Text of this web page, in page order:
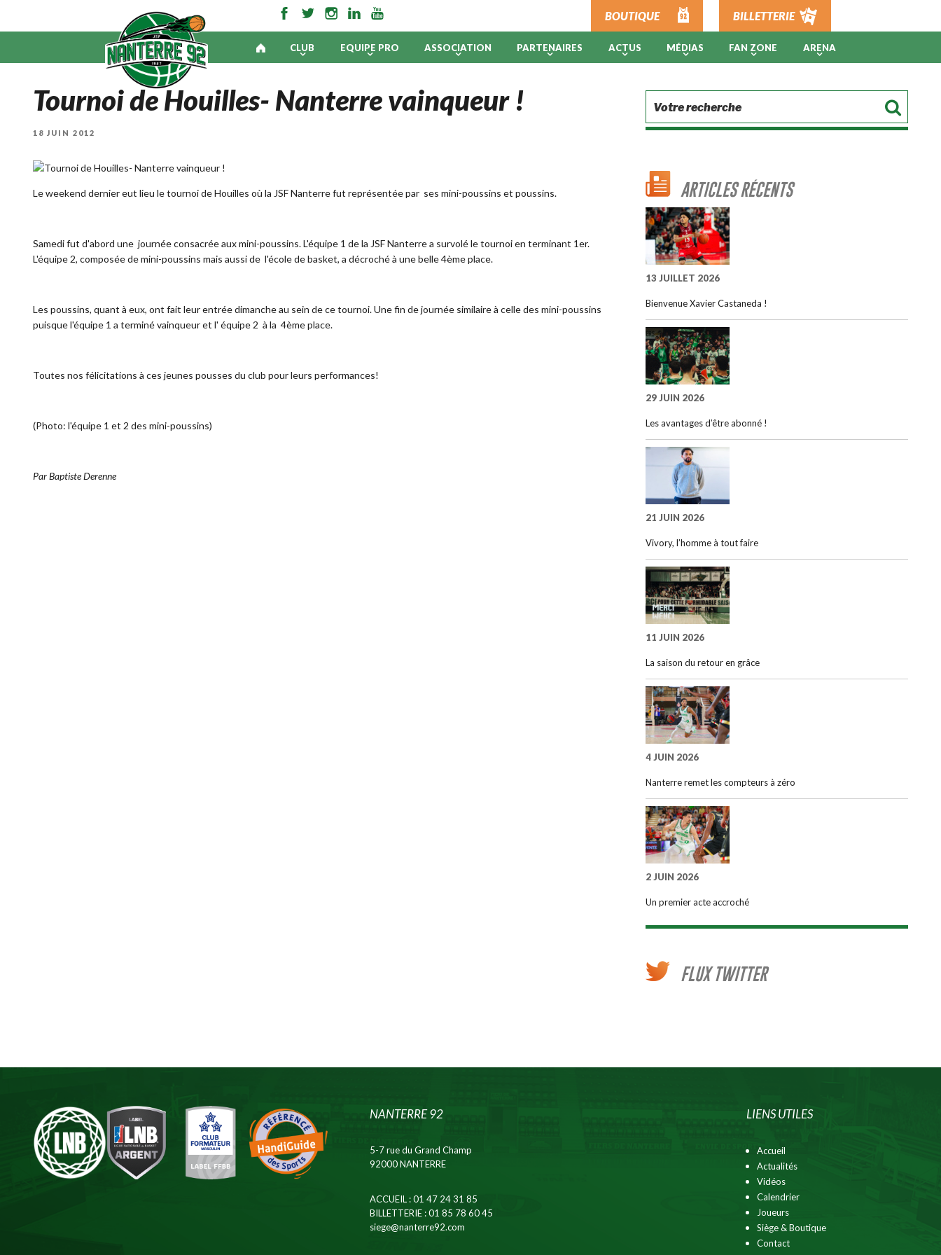
BOUTIQUE BILLETTERIE
CLUB EQUIPE PRO ASSOCIATION PARTENAIRES ACTUS MÉDIAS FAN ZONE ARENA
Tournoi de Houilles- Nanterre vainqueur !
PUBLIÉ
18 JUIN 2012
Le weekend dernier eut lieu le tournoi de Houilles où la JSF Nanterre fut représentée par ses mini-poussins et poussins.
Samedi fut d'abord une journée consacrée aux mini-poussins. L'équipe 1 de la JSF Nanterre a survolé le tournoi en terminant 1er.
L'équipe 2, composée de mini-poussins mais aussi de l'école de basket, a décroché à une belle 4ème place.
Les poussins, quant à eux, ont fait leur entrée dimanche au sein de ce tournoi. Une fin de journée similaire à celle des mini-poussins
puisque l'équipe 1 a terminé vainqueur et l' équipe 2 à la 4ème place.
Toutes nos félicitations à ces jeunes pousses du club pour leurs performances!
(Photo: l'équipe 1 et 2 des mini-poussins)
Par Baptiste Derenne
ARTICLES RÉCENTS
13 JUILLET 2026
Bienvenue Xavier Castaneda !
29 JUIN 2026
Les avantages d’être abonné !
21 JUIN 2026
Vivory, l’homme à tout faire
11 JUIN 2026
La saison du retour en grâce
4 JUIN 2026
Nanterre remet les compteurs à zéro
2 JUIN 2026
Un premier acte accroché
FLUX TWITTER
NANTERRE 92
5-7 rue du Grand Champ
92000 NANTERRE
ACCUEIL : 01 47 24 31 85
BILLETTERIE : 01 85 78 60 45
siege@nanterre92.com
LIENS UTILES
Accueil
Actualités
Vidéos
Calendrier
Joueurs
Siège & Boutique
Contact